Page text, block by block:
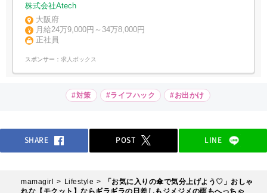
株式会社Atech
大阪府
月給24万9,000円～34万8,000円
正社員
スポンサー： 求人ボックス
#対策 #ライフハック #お出かけ
SHARE POST LINE
mamagirl Lifestyle
「お気に入りの傘で気分上げよう♡」おしゃ
れな【モクット】ならギラギラの日差しもジメジメの雨もへっちゃ